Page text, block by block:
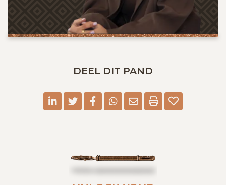
DEEL DIT PAND
linkedin
twitter
facebook
whatsapp
E-mail
Print